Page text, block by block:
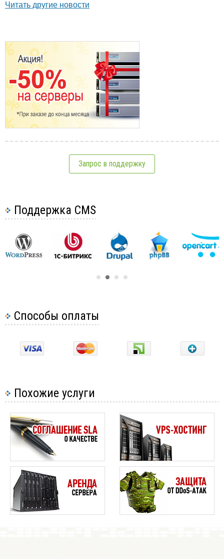
Читать другие новости
Запрос в поддержку
Поддержка CMS
Способы оплаты
Похожие услуги